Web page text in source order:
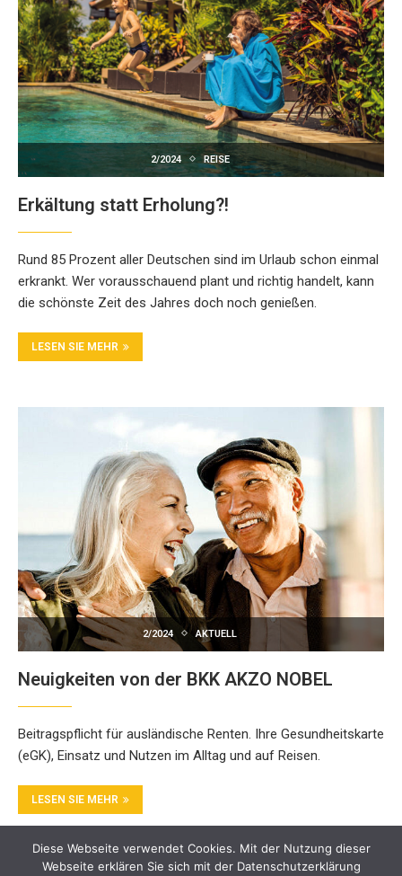
2/2024 REISE
Erkältung statt Erholung?!
Rund 85 Prozent aller Deutschen sind im Urlaub schon einmal
erkrankt. Wer vorausschauend plant und richtig handelt, kann
die schönste Zeit des Jahres doch noch genießen.
LESEN SIE MEHR
2/2024 AKTUELL
Neuigkeiten von der BKK AKZO NOBEL
Beitragspflicht für ausländische Renten. Ihre Gesundheitskarte
(eGK), Einsatz und Nutzen im Alltag und auf Reisen.
LESEN SIE MEHR
Diese Webseite verwendet Cookies. Mit der Nutzung dieser
Webseite erklären Sie sich mit der Datenschutzerklärung